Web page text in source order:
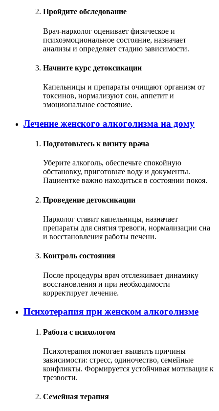
Пройдите обследование
Врач-нарколог оценивает физическое и
психоэмоциональное состояние, назначает
анализы и определяет стадию зависимости.
Начните курс детоксикации
Капельницы и препараты очищают организм от
токсинов, нормализуют сон, аппетит и
эмоциональное состояние.
Лечение женского алкоголизма на дому
Подготовьтесь к визиту врача
Уберите алкоголь, обеспечьте спокойную
обстановку, приготовьте воду и документы.
Пациентке важно находиться в состоянии покоя.
Проведение детоксикации
Нарколог ставит капельницы, назначает
препараты для снятия тревоги, нормализации сна
и восстановления работы печени.
Контроль состояния
После процедуры врач отслеживает динамику
восстановления и при необходимости
корректирует лечение.
Психотерапия при женском алкоголизме
Работа с психологом
Психотерапия помогает выявить причины
зависимости: стресс, одиночество, семейные
конфликты. Формируется устойчивая мотивация к
трезвости.
Семейная терапия